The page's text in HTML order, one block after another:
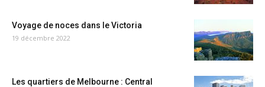
Voyage de noces dans le Victoria
19 décembre 2022
Les quartiers de Melbourne : Central